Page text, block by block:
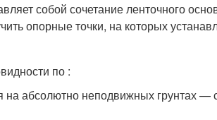
собой сочетание ленточного
опорные точки, на которых
по :
на абсолютно неподвижных грунтах —